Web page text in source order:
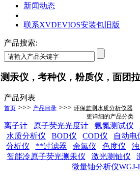
新闻动态
联系XVDEVIOS安装包旧版
产品搜索:
，考种仪，粉质仪，面团
产品列表
首页 >>> 产品目录 >>> 环保监测水质分析仪器
更详细的产品分类
离子计 原子荧光光度计 氨氮测试仪
水质分析仪
BOD仪 COD仪 自动电
分析仪
**过滤器 余氯仪 色度仪
智能冷原子荧光测汞仪
激光测铀仪
微量铀分析仪WGJ-